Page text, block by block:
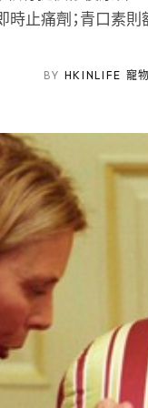
時止痛劑；青口素
BY HKINLIFE 寵